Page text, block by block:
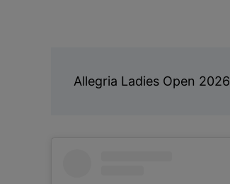
Allegria Ladies Open 2026